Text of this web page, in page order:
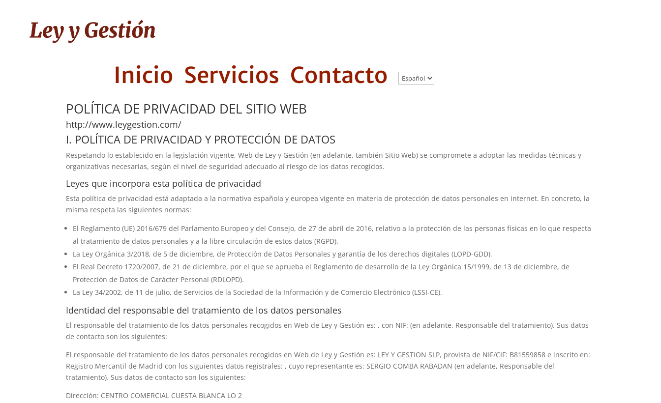
Inicio Servicios Contacto
POLÍTICA DE PRIVACIDAD DEL SITIO WEB
http://www.leygestion.com/
I. POLÍTICA DE PRIVACIDAD Y PROTECCIÓN DE DATOS
Respetando lo establecido en la legislación vigente,Web de Ley y Gestión (en adelante, también Sitio Web) se compromete a adoptar las medidas técnicas y
organizativas necesarias, según el nivel de seguridad adecuado al riesgo de los datos recogidos.
Leyes que incorpora esta política de privacidad
Esta política de privacidad está adaptada a la normativa española y europea vigente en materia de protección de datos personales en internet. En concreto, la
misma respeta las siguientes normas:
El Reglamento (UE) 2016/679 del Parlamento Europeo y del Consejo, de 27 de abril de 2016, relativo a la protección de las personas físicas en lo que respecta
al tratamiento de datos personales y a la libre circulación de estos datos (RGPD).
La Ley Orgánica 3/2018, de 5 de diciembre, de Protección de Datos Personales y garantía de los derechos digitales (LOPD-GDD).
El Real Decreto 1720/2007, de 21 de diciembre, por el que se aprueba el Reglamento de desarrollo de la Ley Orgánica 15/1999, de 13 de diciembre, de
Protección de Datos de Carácter Personal (RDLOPD).
La Ley 34/2002, de 11 de julio, de Servicios de la Sociedad de la Información y de Comercio Electrónico (LSSI-CE).
Identidad del responsable del tratamiento de los datos personales
El responsable del tratamiento de los datos personales recogidos enWeb de Ley y Gestión es: , con NIF:(en adelante, Responsable del tratamiento). Sus datos
de contacto son los siguientes:
El responsable del tratamiento de los datos personales recogidos enWeb de Ley y Gestión es: LEY Y GESTION SLP, provista de NIF/CIF: B81559858 e inscrito en:
Registro Mercantil de Madrid con los siguientes datos registrales: , cuyo representante es: SERGIO COMBA RABADAN (en adelante, Responsable del
tratamiento). Sus datos de contacto son los siguientes:
Dirección: CENTRO COMERCIAL CUESTA BLANCA LO 2